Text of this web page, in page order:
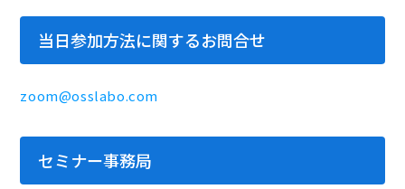
当日参加方法に関するお問合せ
zoom@osslabo.com
セミナー事務局